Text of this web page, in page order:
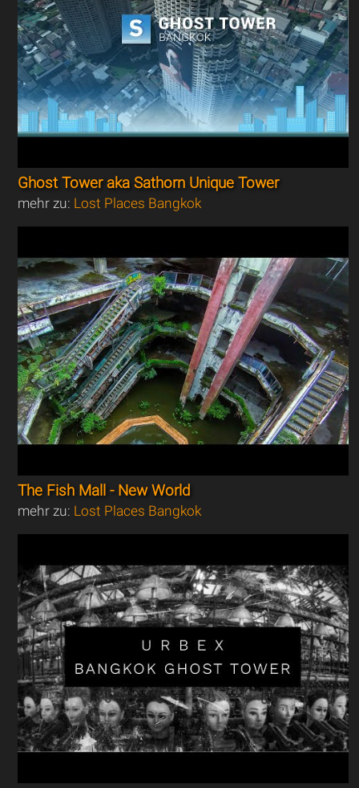
Ghost Tower aka Sathorn Unique Tower
mehr zu: Lost Places Bangkok
The Fish Mall - New World
mehr zu: Lost Places Bangkok